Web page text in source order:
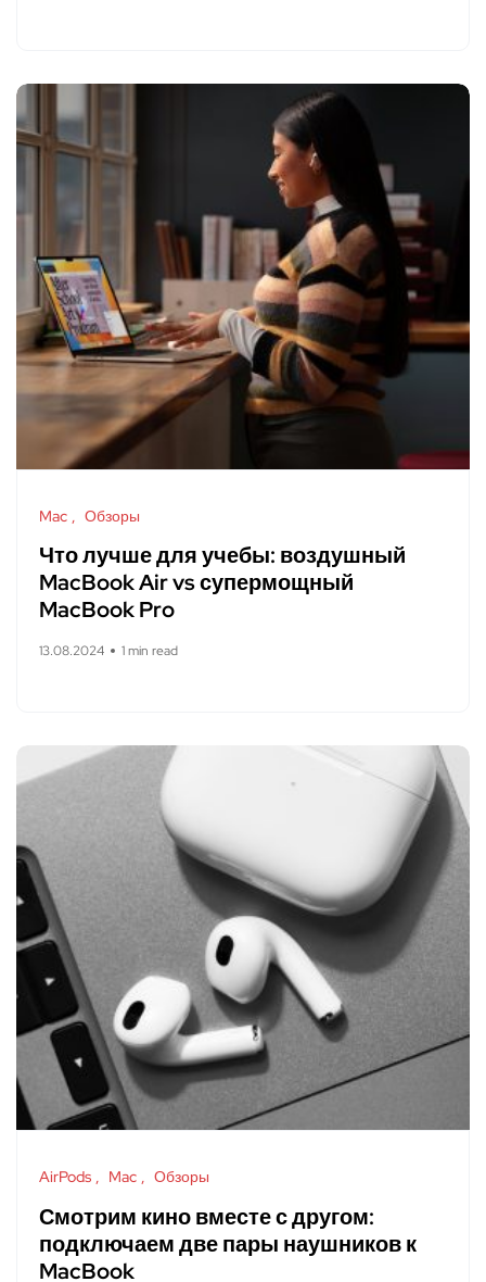
Mac Обзоры
Что лучше для учебы: воздушный
MacBook Air vs супермощный
MacBook Pro
13.08.2024 1 min read
AirPods Mac Обзоры
Смотрим кино вместе с другом:
подключаем две пары наушников к
MacBook